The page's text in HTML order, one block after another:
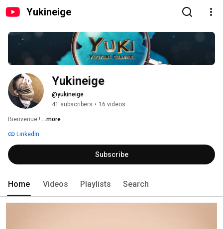
Yukineige
Yukineige
@yukineige
41 subscribers • 16 videos
Bienvenue ! ...more
LinkedIn
Subscribe
Home Videos Playlists Search